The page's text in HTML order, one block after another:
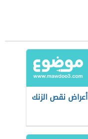
أعراض نقص الزنك